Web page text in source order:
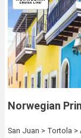
Norwegian
San Juan > Tortola